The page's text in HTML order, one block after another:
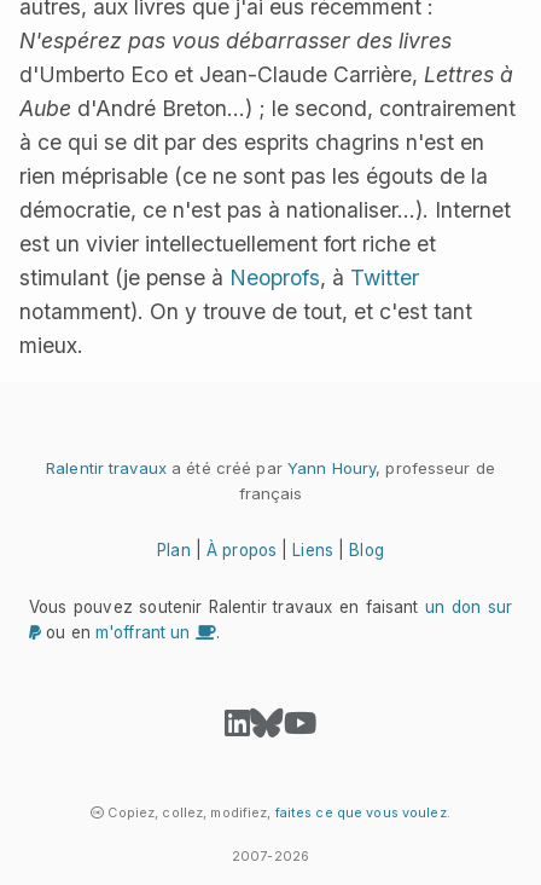
autres, aux livres que j'ai eus récemment :
N'espérez pas vous débarrasser des livres
d'Umberto Eco et Jean-Claude Carrière, Lettres à
Aube d'André Breton...) ; le second, contrairement
à ce qui se dit par des esprits chagrins n'est en
rien méprisable (ce ne sont pas les égouts de la
démocratie, ce n'est pas à nationaliser...). Internet
est un vivier intellectuellement fort riche et
stimulant (je pense à Neoprofs, à Twitter
notamment). On y trouve de tout, et c'est tant
mieux.
Ralentir travauxa été créé par Yann Houry, professeur de
français
Plan |À propos Liens Blog
Vous pouvez soutenir Ralentir travaux en faisant un don sur
ou en m'offrant un .
Copiez, collez, modifiez,faites ce que vous voulez.
2007-2026